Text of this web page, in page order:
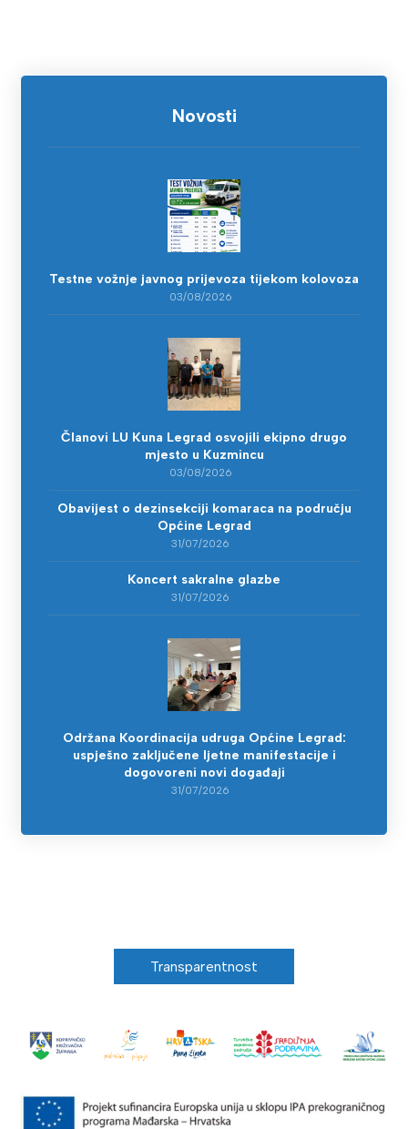
Novosti
Testne vožnje javnog prijevoza tijekom kolovoza
03/08/2026
Članovi LU Kuna Legrad osvojili ekipno drugo
mjesto u Kuzmincu
03/08/2026
Obavijest o dezinsekciji komaraca na području
Općine Legrad
31/07/2026
Koncert sakralne glazbe
31/07/2026
Održana Koordinacija udruga Općine Legrad:
uspješno zaključene ljetne manifestacije i
dogovoreni novi događaji
31/07/2026
Transparentnost